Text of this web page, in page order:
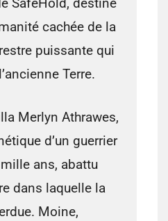
SafeHold, destiné
cachée de la
puissante qui
Terre.
Merlyn Athrawes,
d’un guerrier
ans, abattu
dans laquelle la
Moine,